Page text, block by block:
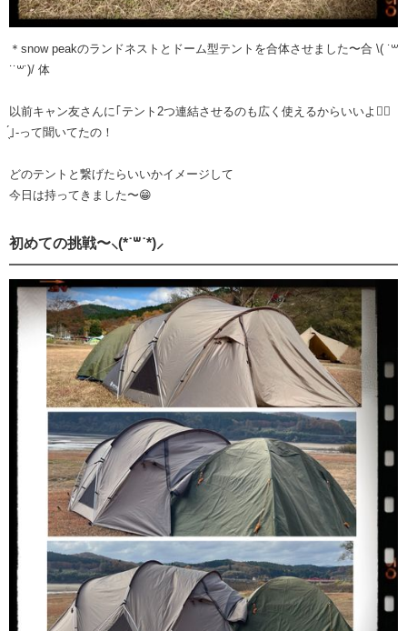
＊snow peakのランドネストとドーム型テントを合体させました〜合 \( ˙꒳​
˙˙꒳​˙)/ 体
以前キャン友さんに｢テント2つ連結させるのも広く使えるからいいよ︎👍🏻
̖́｣-って聞いてたの！
どのテントと繋げたらいいかイメージして
今日は持ってきました〜😁
初めての挑戦〜⸜(*˙꒳˙*)⸝